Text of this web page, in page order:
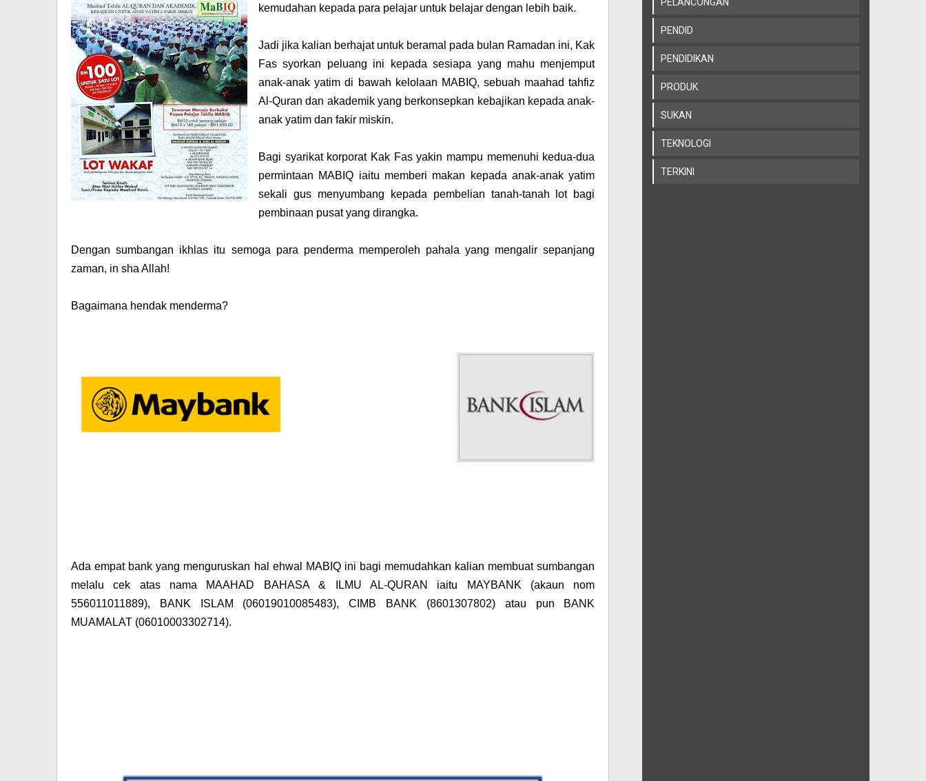
kemudahan kepada para pelajar untuk belajar dengan lebih baik.
Jadi jika kalian berhajat untuk beramal pada bulan Ramadan ini, Kak
Fas syorkan peluang ini kepada sesiapa yang mahu menjemput
anak-anak yatim di bawah kelolaan MABIQ, sebuah maahad tahfiz
Al-Quran dan akademik yang berkonsepkan kebajikan kepada anak-
anak yatim dan fakir miskin.
Bagi syarikat korporat Kak Fas yakin mampu memenuhi kedua-dua
permintaan MABIQ iaitu memberi makan kepada anak-anak yatim
sekali gus menyumbang kepada pembelian tanah-tanah lot bagi
pembinaan pusat yang dirangka.
Dengan sumbangan ikhlas itu semoga para penderma memperoleh pahala yang mengalir sepanjang
zaman, in sha Allah!
Bagaimana hendak menderma?
Ada empat bank yang menguruskan hal ehwal MABIQ ini bagi memudahkan kalian membuat sumbangan
melalu cek atas nama MAAHAD BAHASA & ILMU AL-QURAN iaitu MAYBANK (akaun nom
556011011889),
BANK ISLAM (06019010085483),CIMB BANK (8601307802) atau pun BANK
MUAMALAT (06010003302714).
PENDID
PENDIDIKAN
PRODUK
SUKAN
TEKNOLOGI
TERKINI